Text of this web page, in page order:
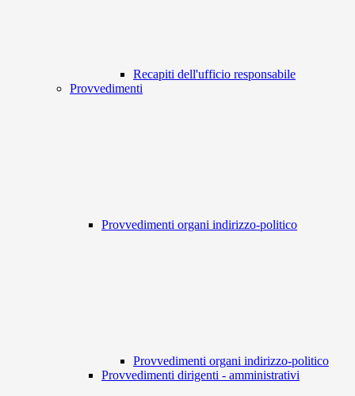
Recapiti dell'ufficio responsabile
Provvedimenti
Provvedimenti organi indirizzo-politico
Provvedimenti organi indirizzo-politico
Provvedimenti dirigenti - amministrativi